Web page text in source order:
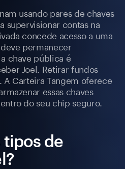
usando pares de chaves
supervisionar contas na
concede acesso a uma
permanecer
chave pública é
Joel. Retirar fundos
Carteira Tangem oferece
essas chaves
do seu chip seguro.
tipos de